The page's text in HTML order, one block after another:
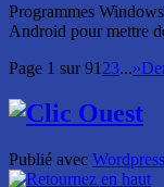
Programmes
Android pour mettre
Page 1 sur 91 23...»
Publié avec Wordpress